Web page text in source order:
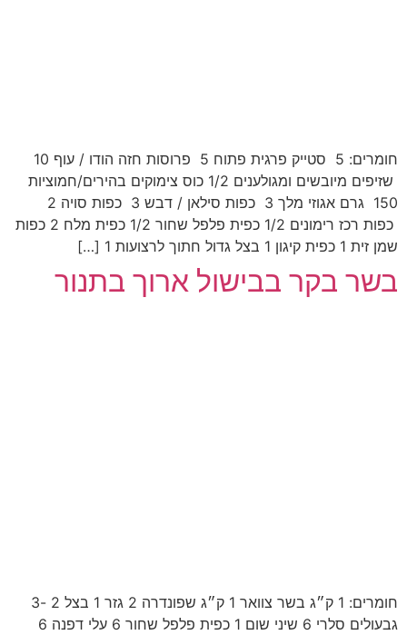
חומרים: 5 סטייק פרגית פתוח 5 פרוסות חזה הודו / עוף 10
שזיפים מיובשים ומגולענים 1/2 כוס צימוקים בהירים/חמוציות
150 גרם אגוזי מלך 3 כפות סילאן / דבש 3 כפות סויה 2
כפות רכז רימונים 1/2 כפית פלפל שחור 1/2 כפית מלח 2 כפות
שמן זית 1 כפית קיגון 1 בצל גדול חתוך לרצועות 1 […]
בשר בקר בבישול ארוך בתנור
חומרים: 1 ק״ג בשר צוואר 1 ק״ג שפונדרה 2 גזר 1 בצל 2 -3
גבעולים סלרי 6 שיני שום 1 כפית פלפל שחור 6 עלי דפנה 6